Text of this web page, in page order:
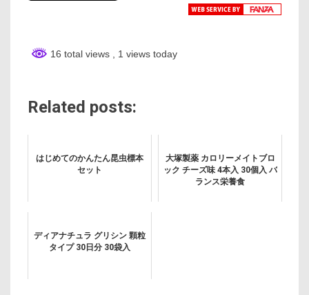
16 total views , 1 views today
Related posts:
はじめてのかんたん昆虫標本
セット
大塚製薬 カロリーメイトブロ
ック チーズ味 4本入 30個入 バ
ランス栄養食
ディアナチュラ グリシン 顆粒
タイプ 30日分 30袋入